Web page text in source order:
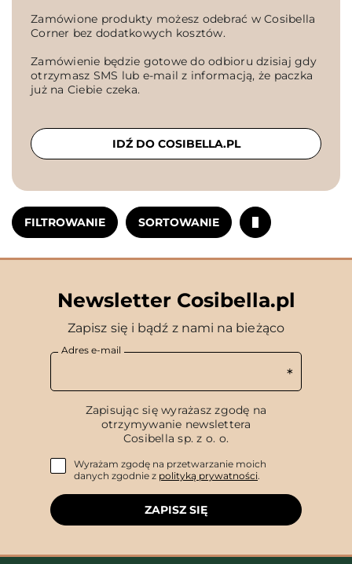
FILTROWANIE SORTOWANIE
Zamówione produkty możesz odebrać w Cosibella
Corner bez dodatkowych kosztów.
Zamówienie będzie gotowe do odbioru dzisiaj gdy
otrzymasz SMS lub e-mail z informacją, że paczka
już na Ciebie czeka.
IDŹ DO COSIBELLA.PL
Newsletter Cosibella.pl
Zapisz się i bądź z nami na bieżąco
Adres e-mail
Zapisując się wyrażasz zgodę na
otrzymywanie newslettera
Cosibella sp. z o. o.
Wyrażam zgodę na przetwarzanie moich
danych zgodnie z polityką prywatności.
ZAPISZ SIĘ